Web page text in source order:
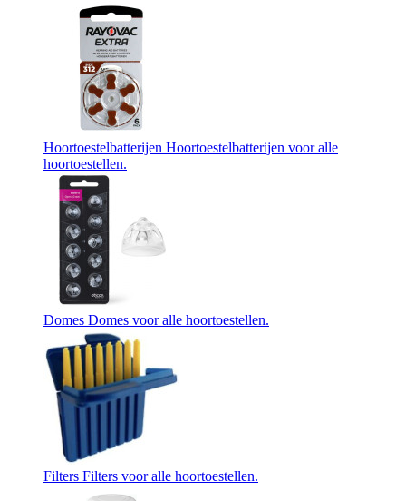
Hoortoestelbatterijen Hoortoestelbatterijen voor alle
hoortoestellen.
Domes Domes voor alle hoortoestellen.
Filters Filters voor alle hoortoestellen.